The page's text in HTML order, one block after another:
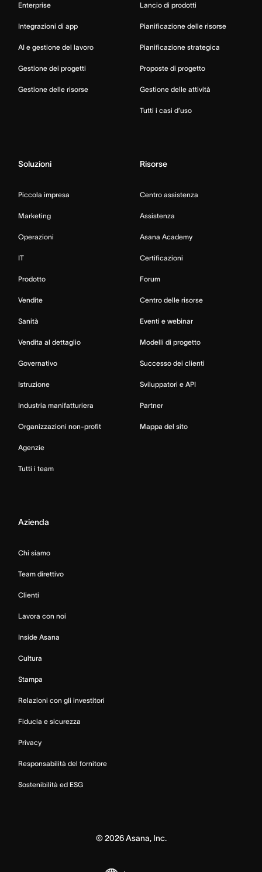
Enterprise
Integrazioni di app
AI e gestione del lavoro
Gestione dei progetti
Gestione delle risorse
Lancio di prodotti
Pianificazione delle risorse
Pianificazione strategica
Proposte di progetto
Gestione delle attività
Tutti i casi d’uso
Soluzioni
Piccola impresa
Marketing
Operazioni
IT
Prodotto
Vendite
Sanità
Vendita al dettaglio
Governativo
Istruzione
Industria manifatturiera
Organizzazioni non-profit
Agenzie
Tutti i team
Risorse
Centro assistenza
Assistenza
Asana Academy
Certificazioni
Forum
Centro delle risorse
Eventi e webinar
Modelli di progetto
Successo dei clienti
Sviluppatori e API
Partner
Mappa del sito
Azienda
Chi siamo
Team direttivo
Clienti
Lavora con noi
Inside Asana
Cultura
Stampa
Relazioni con gli investitori
Fiducia e sicurezza
Privacy
Responsabilità del fornitore
Sostenibilità ed ESG
© 2026Asana, Inc.